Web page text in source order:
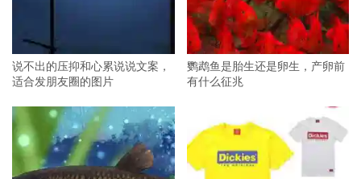
说不出的压抑和心累说说文案，
适合发朋友圈的图片
鹦鹉鱼是胎生还是卵生，产卵前
有什么征兆